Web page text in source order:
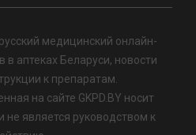
медицинский онлайн-
в аптеках Беларуси, новости
к препаратам.
на сайте GKPD.BY носит
не является руководством к